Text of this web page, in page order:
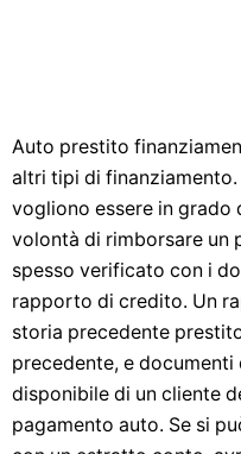
Auto prestito
altri tipi di
vogliono essere in grado
volontà di rimborsare un
spesso verificato con i
rapporto di credito. Un
storia precedente
precedente, e
disponibile di un cliente
pagamento auto. Se si